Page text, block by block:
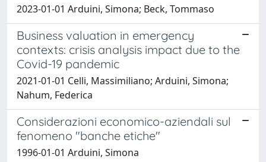
2023-01-01 Arduini, Simona; Beck, Tommaso
Business valuation in emergency
contexts: crisis analysis impact due to the
Covid-19 pandemic
2021-01-01 Celli, Massimiliano; Arduini, Simona;
Nahum, Federica
Considerazioni economico-aziendali sul
fenomeno "banche etiche"
1996-01-01 Arduini, Simona